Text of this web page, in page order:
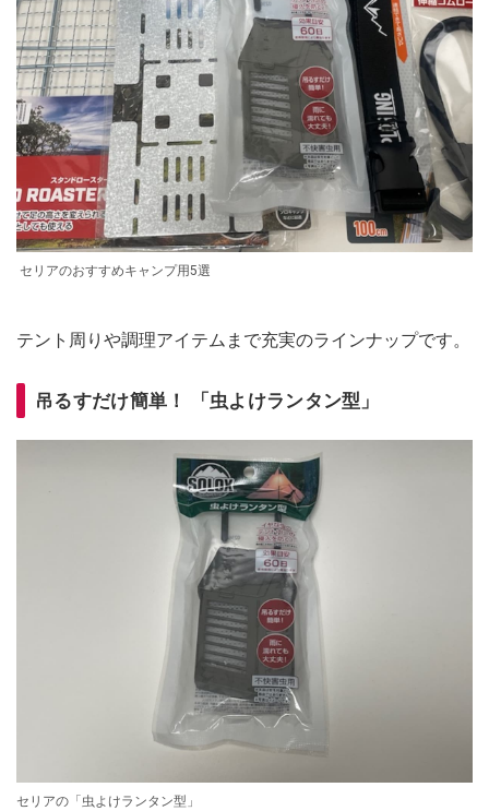
セリアのおすすめキャンプ用5選
テント周りや調理アイテムまで充実のラインナップです。
吊るすだけ簡単！ 「虫よけランタン型」
セリアの「虫よけランタン型」